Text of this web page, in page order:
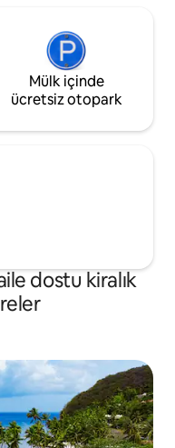
Mülk içinde
ücretsiz otopark
dostu kiralık